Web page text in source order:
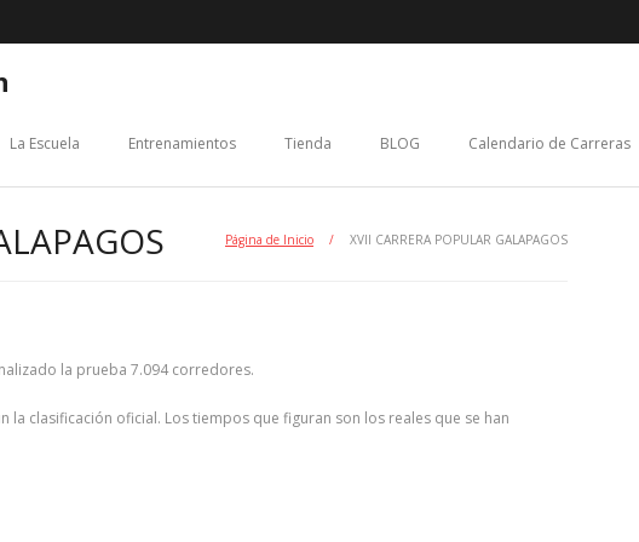
La Escuela Entrenamientos Tienda BLOG Calendario de Carreras
Página de Inicio / XVII CARRERA POPULAR GALAPAGOS
la prueba 7.094 corredores.
la clasificación oficial. Los tiempos que figuran son los reales que se han